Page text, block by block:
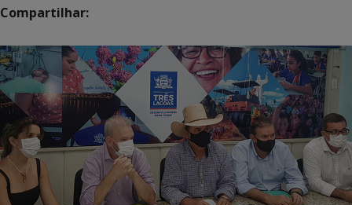
Compartilhar: